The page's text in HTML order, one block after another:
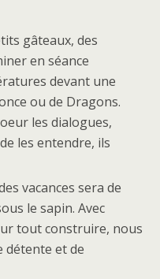
gâteaux, des
en séance
devant une
ou de Dragons.
les dialogues,
les entendre, ils
vacances sera de
le sapin. Avec
tout construire, nous
détente et de